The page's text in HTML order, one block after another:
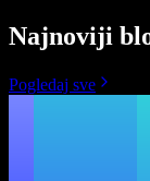
Najnoviji
Pogledaj sve